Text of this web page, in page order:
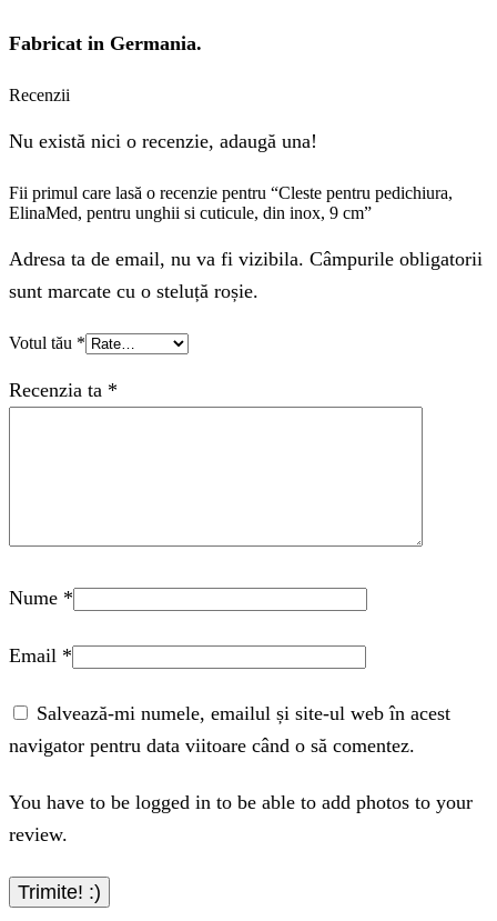
Fabricat in Germania.
Recenzii
Nu există nici o recenzie, adaugă una!
Fii primul care lasă o recenzie pentru “Cleste pentru pedichiura,
ElinaMed, pentru unghii si cuticule, din inox, 9 cm”
Adresa ta de email, nu va fi vizibila. Câmpurile obligatorii
sunt marcate cu o steluță roșie.
Votul tău *
Recenzia ta *
Nume *
Email *
Salvează-mi numele, emailul și site-ul web în acest
navigator pentru data viitoare când o să comentez.
You have to be logged in to be able to add photos to your
review.